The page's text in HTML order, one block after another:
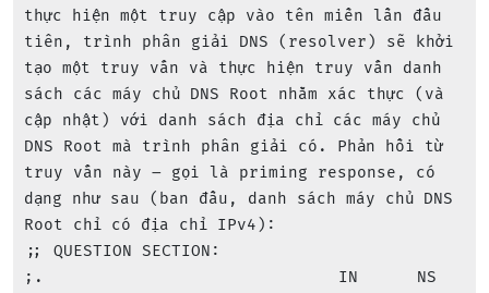
thực hiện một truy cập vào tên miền lần đầu
tiên, trình phân giải DNS (resolver) sẽ khởi
tạo một truy vấn và thực hiện truy vấn danh
sách các máy chủ DNS Root nhằm xác thực (và
cập nhật) với danh sách địa chỉ các máy chủ
DNS Root mà trình phân giải có. Phản hồi từ
truy vấn này – gọi là priming response, có
dạng như sau (ban đầu, danh sách máy chủ DNS
Root chỉ có địa chỉ IPv4):
;; QUESTION SECTION:
;.                              IN      NS